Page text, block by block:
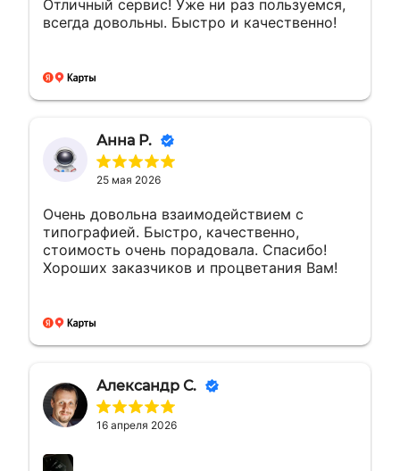
Отличный сервис! Уже ни раз пользуемся,
всегда довольны. Быстро и качественно!
Анна Р.
25 мая 2026
Очень довольна взаимодействием с
типографией. Быстро, качественно,
стоимость очень порадовала. Спасибо!
Хороших заказчиков и процветания Вам!
Александр С.
16 апреля 2026